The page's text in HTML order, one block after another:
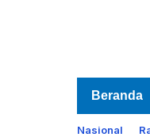
Beranda
Nasional